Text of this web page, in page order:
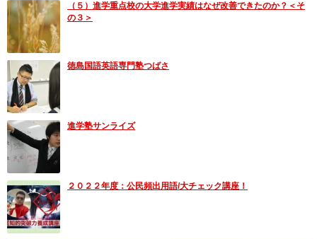
（５）進学重点校の大学進学実績はなぜ改善できたのか？＜そ
の３＞
徳島国語英語専門塾つばさ
進学塾サンライズ
２０２２年度：公民頻出用語/大チェック講座！